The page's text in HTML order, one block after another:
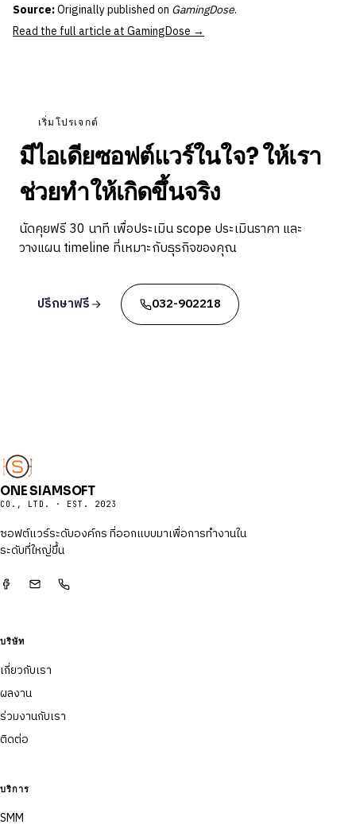
Source:Originally published on GamingDose.
Read the full article at GamingDose →
เริ่มโปรเจกต์
มีไอเดียซอฟต์แวร์ในใจ? ให้เรา
ช่วยทำให้เกิดขึ้นจริง
นัดคุยฟรี 30 นาที เพื่อประเมิน scope ประเมินราคา และ
วางแผน timeline ที่เหมาะกับธุรกิจของคุณ
ปรึกษาฟรี 032-902218
ONE SIAMSOFT
CO., LTD. · EST. 2023
ซอฟต์แวร์ระดับองค์กร ที่ออกแบบมาเพื่อการทำงานใน
ระดับที่ใหญ่ขึ้น
บริษัท
เกี่ยวกับเรา
ผลงาน
ร่วมงานกับเรา
ติดต่อ
บริการ
SMM